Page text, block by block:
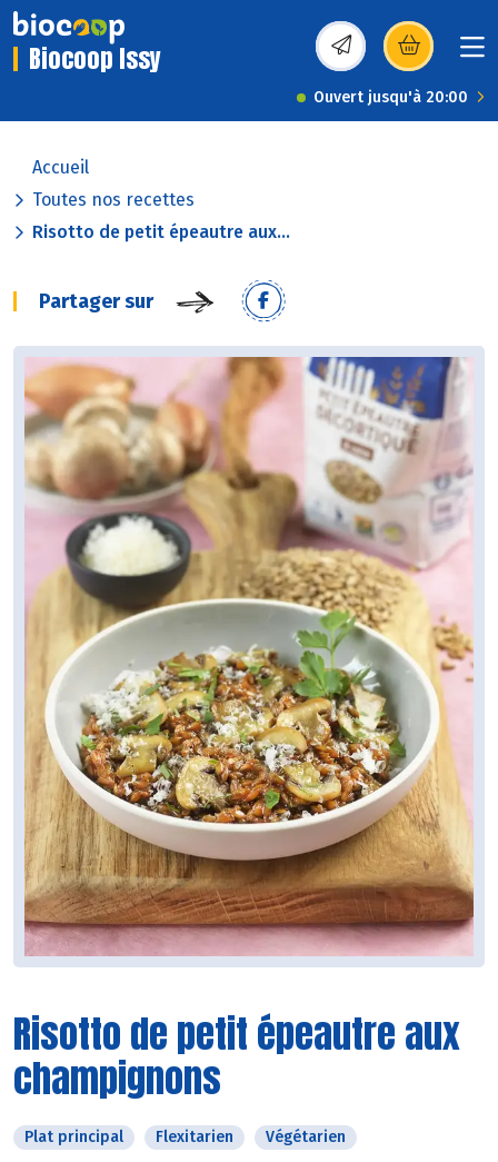
Biocoop Issy (s’ouvre dans une
Ouvert jusqu'à 20:00
Accueil
Toutes nos recettes
Risotto de petit épeautre aux...
Partager sur
Risotto de petit épeautre aux
champignons
Plat principal Flexitarien Végétarien